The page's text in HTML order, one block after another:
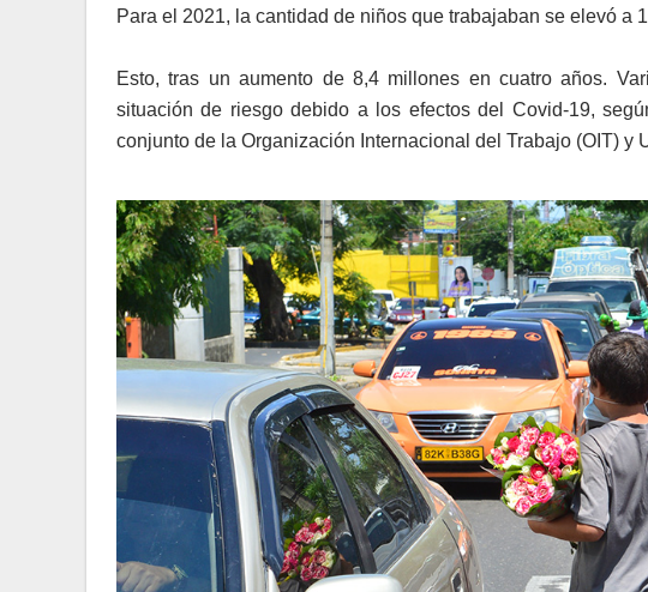
Para el 2021, la cantidad de niños que trabajaban se elevó a
Esto, tras un aumento de 8,4 millones en cuatro años.
situación de riesgo debido a los efectos del Covid-19,
conjunto de la Organización Internacional del Trabajo (OIT) y